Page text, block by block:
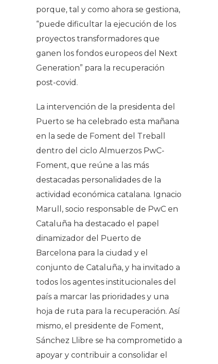
porque, tal y como ahora se gestiona,
“puede dificultar la ejecución de los
proyectos transformadores que
ganen los fondos europeos del Next
Generation” para la recuperación
post-covid.
La intervención de la presidenta del
Puerto se ha celebrado esta mañana
en la sede de Foment del Treball
dentro del ciclo Almuerzos PwC-
Foment, que reúne a las más
destacadas personalidades de la
actividad económica catalana. Ignacio
Marull, socio responsable de PwC en
Cataluña ha destacado el papel
dinamizador del Puerto de
Barcelona para la ciudad y el
conjunto de Cataluña, y ha invitado a
todos los agentes institucionales del
país a marcar las prioridades y una
hoja de ruta para la recuperación. Así
mismo, el presidente de Foment,
Sánchez Llibre se ha comprometido a
apoyar y contribuir a consolidar el